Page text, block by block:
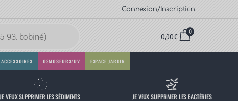
Connexion/Inscription
0,00€
0
ACCESSOIRES OSMOSEURS/UV ESPACE JARDIN
JE VEUX SUPPRIMER LES SÉDIMENTS JE VEUX SUPPRIMER LES BACTÉRIES